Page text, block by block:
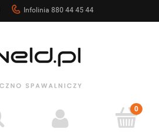
Infolinia 880 44 45 44